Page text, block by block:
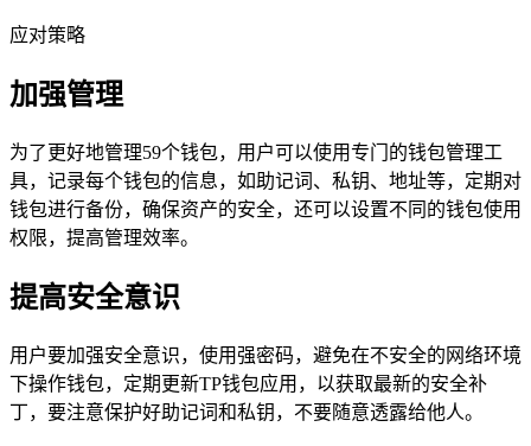
应对策略
加强管理
为了更好地管理59个钱包，用户可以使用专门的钱包管理工
具，记录每个钱包的信息，如助记词、私钥、地址等，定期对
钱包进行备份，确保资产的安全，还可以设置不同的钱包使用
权限，提高管理效率。
提高安全意识
用户要加强安全意识，使用强密码，避免在不安全的网络环境
下操作钱包，定期更新TP钱包应用，以获取最新的安全补
丁，要注意保护好助记词和私钥，不要随意透露给他人。